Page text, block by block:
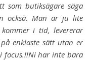
som butiksägare säga
också. Man är ju lite
i tid, levererar
enklaste sätt utan er
har inte bara